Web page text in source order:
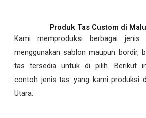
Produk Tas Custom di
Kami memproduksi berbagai
menggunakan sablon maupun bordir,
tas tersedia untuk di pilih. Berikut
contoh jenis tas yang kami produksi
Utara: